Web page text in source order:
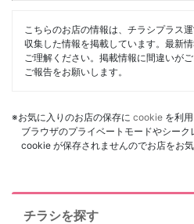
こちらのお店の情報は、チラシプラス
収集した情報を掲載しています。最新
ご理解ください。掲載情報に間違いが
ご報告をお願いします。
※お気に入りのお店の保存に cookie を利用
ブラウザのプライベートモードやシー
cookie が保存されませんのでお店をお気
チラシを探す